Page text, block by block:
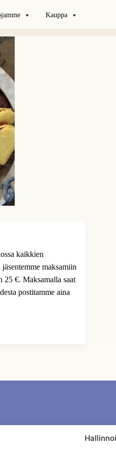
Kauppa
kaikkien
maksamiin
€. Maksamalla saat
postitamme aina